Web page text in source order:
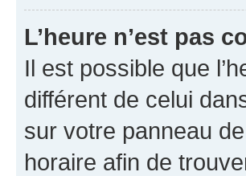
L’heure n’est pas
Il est possible que
différent de celui
sur votre panneau
horaire afin de